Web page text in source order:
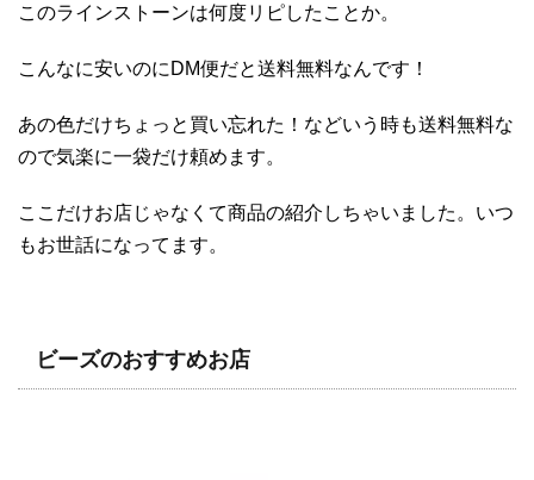
このラインストーンは何度リピしたことか。
こんなに安いのにDM便だと送料無料なんです！
あの色だけちょっと買い忘れた！などいう時も送料無料な
ので気楽に一袋だけ頼めます。
ここだけお店じゃなくて商品の紹介しちゃいました。いつ
もお世話になってます。
ビーズのおすすめお店